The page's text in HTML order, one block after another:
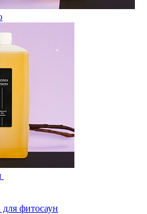
для фитосаун